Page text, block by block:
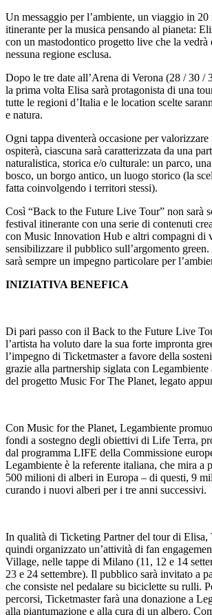
Un messaggio per l’ambiente, un viaggio in 20
itinerante per la musica pensando al pianeta:
con un mastodontico progetto live che la vedrà
nessuna regione esclusa.
Dopo le tre date all’Arena di Verona (28 / 30 /
la prima volta Elisa sarà protagonista di una
tutte le regioni d’Italia e le location scelte
e natura.
Ogni tappa diventerà occasione per
ospiterà, ciascuna sarà caratterizzata da una
naturalistica, storica e/o culturale: un parco,
bosco, un borgo antico, un luogo storico (la
fatta coinvolgendo i territori stessi).
Così “Back to the Future Live Tour” non sarà
festival itinerante con una serie di contenuti
con Music Innovation Hub e altri compagni di
sensibilizzare il pubblico sull’argomento
sarà sempre un impegno particolare per
INIZIATIVA BENEFICA
Di pari passo con il Back to the Future Live
l’artista ha voluto dare la sua forte impronta
l’impegno di Ticketmaster a favore della
grazie alla partnership siglata con Legambiente
del progetto Music For The Planet, legato
Con Music for the Planet, Legambiente
fondi a sostegno degli obiettivi di Life Terra,
dal programma LIFE della Commissione
Legambiente è la referente italiana, che mira a
500 milioni di alberi in Europa – di questi, 9
curando i nuovi alberi per i tre anni successivi.
In qualità di Ticketing Partner del tour di Elisa,
quindi organizzato un’attività di fan
Village, nelle tappe di Milano (11, 12 e 14
23 e 24 settembre). Il pubblico sarà invitato a
che consiste nel pedalare su biciclette su rulli.
percorsi, Ticketmaster farà una donazione a
alla piantumazione e alla cura di un albero.